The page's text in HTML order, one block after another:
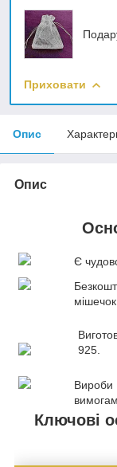
Приховати
Опис
Опис
Є
925.
Вироби
Ключові